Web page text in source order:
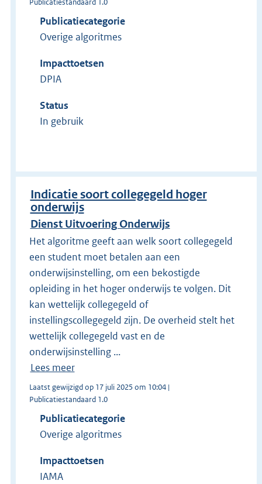
Publicatiestandaard 1.0
Publicatiecategorie
Overige algoritmes
Impacttoetsen
DPIA
Status
In gebruik
Indicatie soort collegegeld hoger
onderwijs
Dienst Uitvoering Onderwijs
Het algoritme geeft aan welk soort collegegeld
een student moet betalen aan een
onderwijsinstelling, om een bekostigde
opleiding in het hoger onderwijs te volgen. Dit
kan wettelijk collegegeld of
instellingscollegegeld zijn. De overheid stelt het
wettelijk collegegeld vast en de
onderwijsinstelling ...
Lees meer
Laatst gewijzigd op 17 juli 2025 om 10:04 |
Publicatiestandaard 1.0
Publicatiecategorie
Overige algoritmes
Impacttoetsen
IAMA